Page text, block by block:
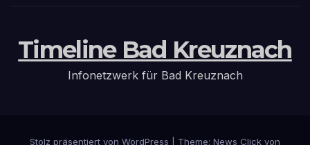
Timeline Bad Kreuznach
Infonetzwerk für Bad Kreuznach
Stolz präsentiert von WordPress Theme: News Click von